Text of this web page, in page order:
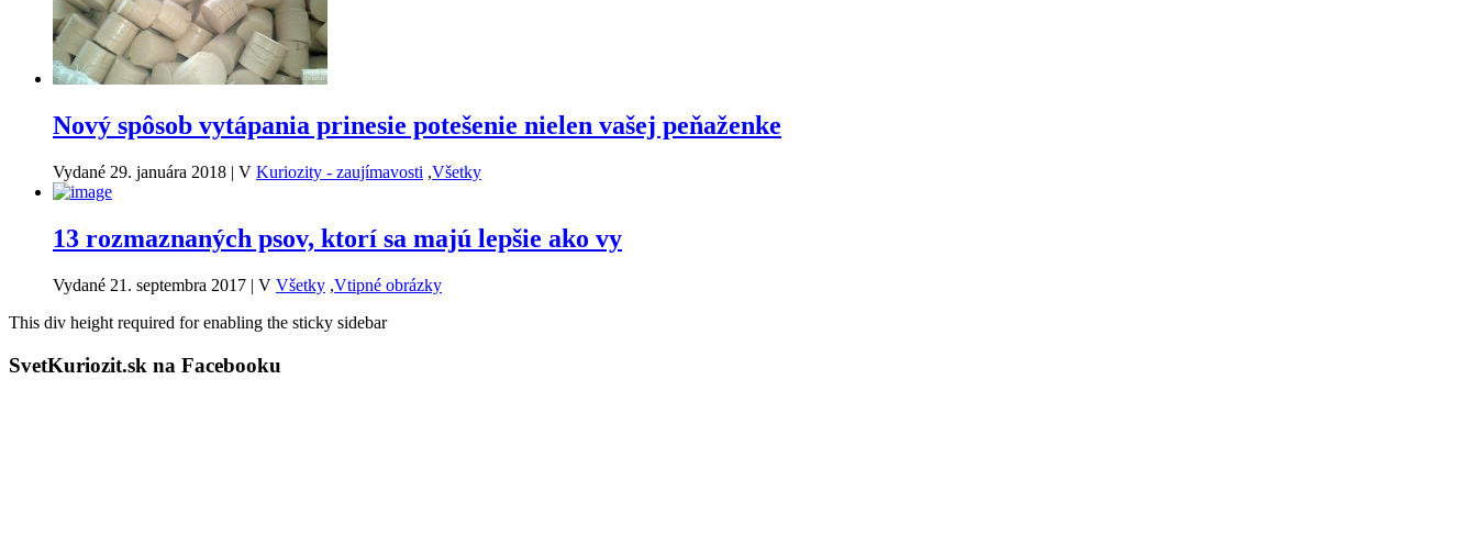
Nový spôsob vytápania prinesie potešenie nielen vašej peňaženke
Vydané 29. januára 2018 | V Kuriozity - zaujímavosti ,Všetky
13 rozmaznaných psov, ktorí sa majú lepšie ako vy
Vydané 21. septembra 2017 | V Všetky ,Vtipné obrázky
This div height required for enabling the sticky sidebar
SvetKuriozit.sk na Facebooku